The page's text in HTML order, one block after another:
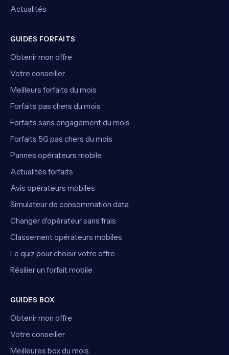
Actualités
GUIDES FORFAITS
Obtenir mon offre
Votre conseiller
Meilleurs forfaits du mois
Forfaits pas chers du mois
Forfaits sans engagement du mois
Forfaits 5G pas chers du mois
Pannes opérateurs mobile
Actualités forfaits
Avis opérateurs mobiles
Simulateur de consommation data
Changer d'opérateur sans frais
Classement opérateurs mobiles
Le quiz pour choisir votre offre
Résilier un forfait mobile
GUIDES BOX
Obtenir mon offre
Votre conseiller
Meilleures box du mois